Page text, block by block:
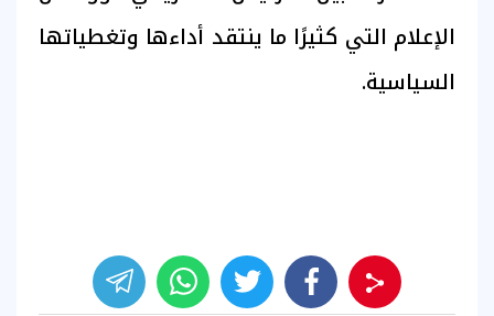
الإعلام التي كثيرًا ما ينتقد أداءها وتغطياتها
السياسية.